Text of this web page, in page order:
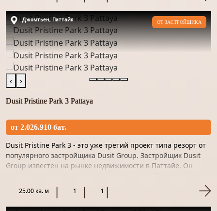
Джомтьен, Паттайя ОТ ЗАСТРОЙЩИКА
‹ ›
Dusit Pristine Park 3 Pattaya
от 2.026.910 бат.
Dusit Pristine Park 3 - это уже третий проект типа резорт от
популярного застройщика Dusit Group. Застройщик Dusit
Group известен на рынке недвижимости в Паттайе. Он
25.00 кв. м 1 1